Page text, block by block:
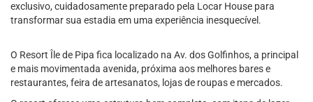
exclusivo, cuidadosamente preparado pela Locar House para
transformar sua estadia em uma experiência inesquecível.
O Resort Île de Pipa fica localizado na Av. dos Golfinhos, a principal
e mais movimentada avenida, próxima aos melhores bares e
restaurantes, feira de artesanatos, lojas de roupas e mercados.